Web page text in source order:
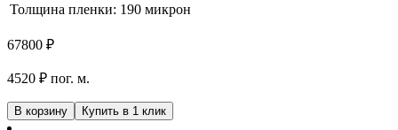
Толщина пленки: 190 микрон
67800 ₽
4520 ₽ пог. м.
В корзину Купить в 1 клик